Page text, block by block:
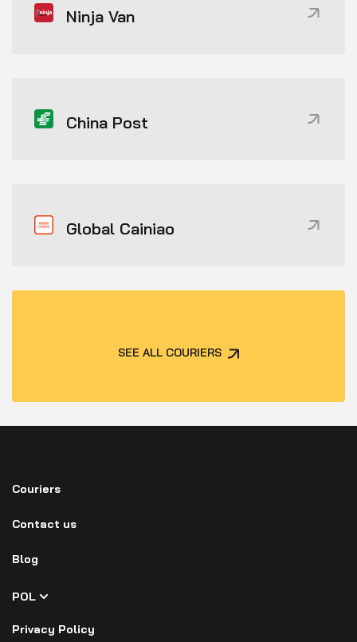
Ninja Van
China Post
Global Cainiao
SEE ALL COURIERS
Couriers
Contact us
Blog
POL
Privacy Policy